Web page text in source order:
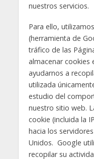
nuestros servicios.
Para ello,
(herramienta de
tráfico de las
almacenar cookies
ayudarnos a
utilizada
estudio del
nuestro sitio web.
cookie (incluida la
hacia los
Unidos. Google
recopilar su